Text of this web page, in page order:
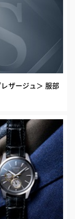
ザージュ＞ 服部